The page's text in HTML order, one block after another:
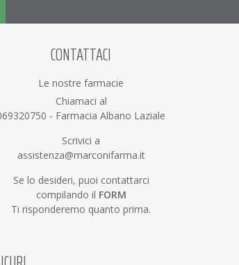
CONTATTACI
Le nostre farmacie
Chiamaci al
- Farmacia Albano Laziale
Scrivici a
assistenza@marconifarma.it
Se lo desideri, puoi contattarci
compilando il FORM
Ti risponderemo quanto prima.